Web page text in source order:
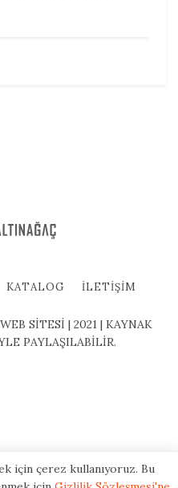
KATALOG İLETIŞIM
SİTESİ | 2021 | KAYNAK
PAYLAŞILABİLİR.
için çerez kullanıyoruz. Bu